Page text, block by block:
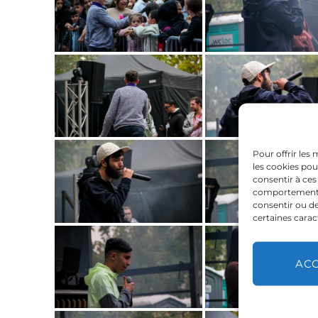
Pour offrir les
les cookies
consentir à
comportement
consentir ou
certaines